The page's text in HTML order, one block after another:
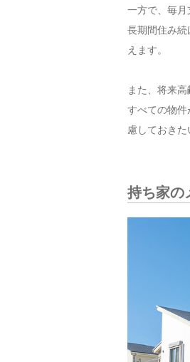
一方で、毎月
長期間住み
えます。
また、将来
すべての物
慮しておきた
持ち家の